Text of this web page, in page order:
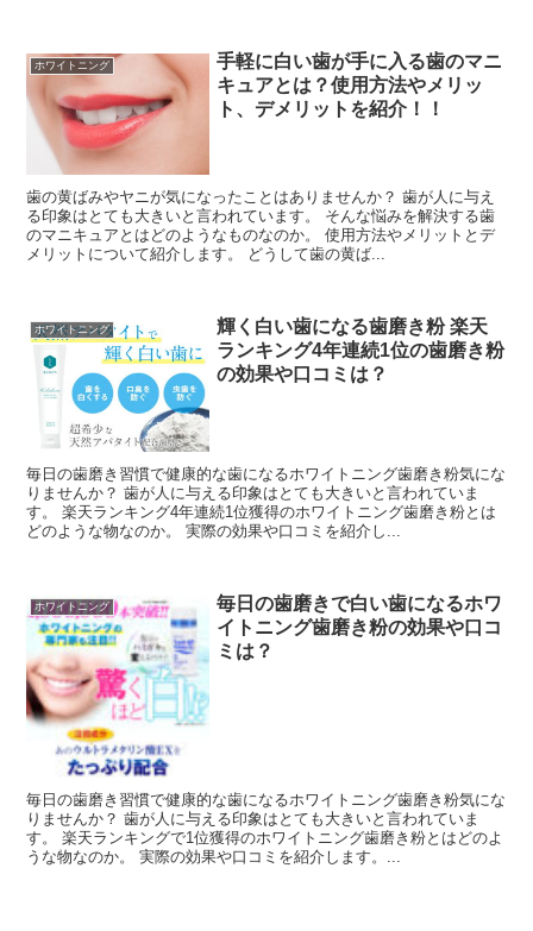
ホワイトニング
手軽に白い歯が手に入る歯のマニ
キュアとは？使用方法やメリッ
ト、デメリットを紹介！！
歯の黄ばみやヤニが気になったことはありませんか？ 歯が人に与え
る印象はとても大きいと言われています。 そんな悩みを解決する歯
のマニキュアとはどのようなものなのか。 使用方法やメリットとデ
メリットについて紹介します。 どうして歯の黄ば...
ホワイトニング
輝く白い歯になる歯磨き粉 楽天
ランキング4年連続1位の歯磨き粉
の効果や口コミは？
毎日の歯磨き習慣で健康的な歯になるホワイトニング歯磨き粉気にな
りませんか？ 歯が人に与える印象はとても大きいと言われていま
す。 楽天ランキング4年連続1位獲得のホワイトニング歯磨き粉とは
どのような物なのか。 実際の効果や口コミを紹介し...
ホワイトニング
毎日の歯磨きで白い歯になるホワ
イトニング歯磨き粉の効果や口コ
ミは？
毎日の歯磨き習慣で健康的な歯になるホワイトニング歯磨き粉気にな
りませんか？ 歯が人に与える印象はとても大きいと言われていま
す。 楽天ランキングで1位獲得のホワイトニング歯磨き粉とはどのよ
うな物なのか。 実際の効果や口コミを紹介します。...